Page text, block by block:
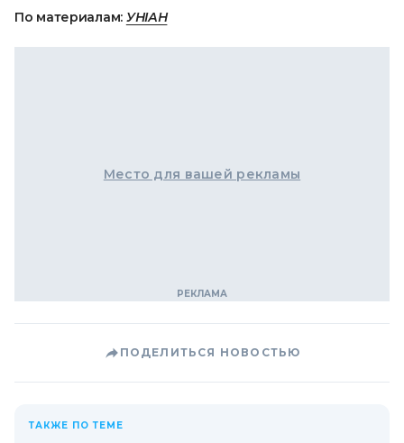
По материалам: УНІАН
Место для вашей рекламы
ПОДЕЛИТЬСЯ НОВОСТЬЮ
ТАКЖЕ ПО ТЕМЕ